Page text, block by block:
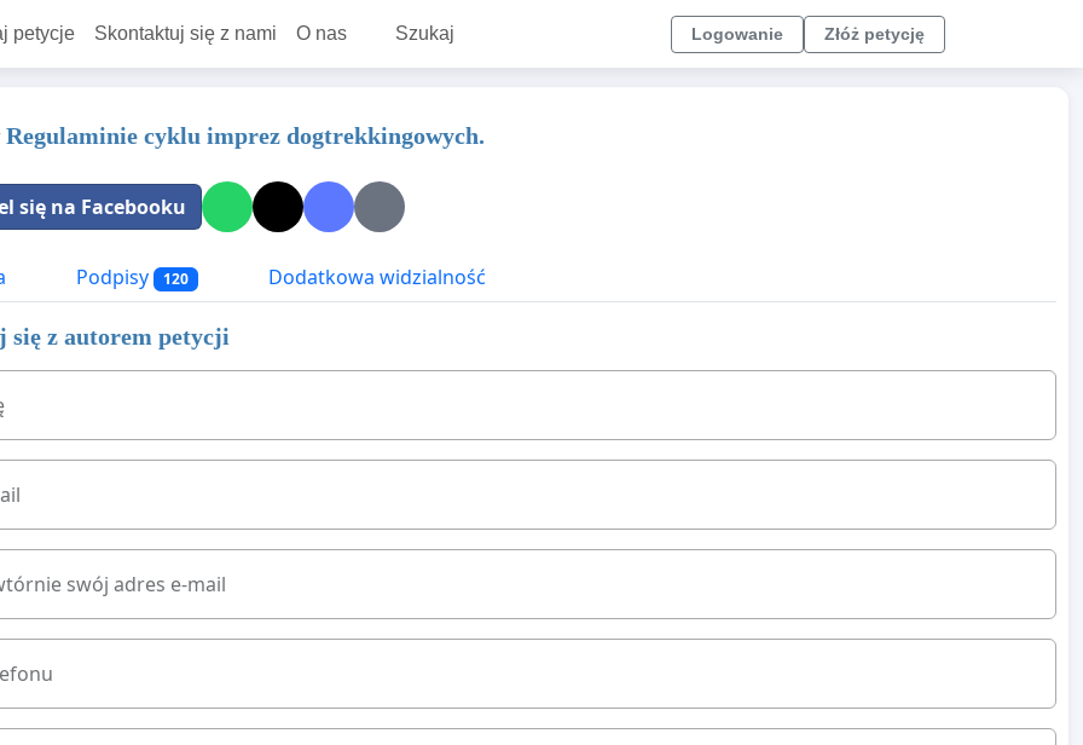
petycje Skontaktuj się z nami O nas Szukaj Logowanie Złóż petycję
Regulaminie cyklu imprez dogtrekkingowych.
się na Facebooku
Podpisy 120 Dodatkowa widzialność
się z autorem petycji
swój adres e-mail